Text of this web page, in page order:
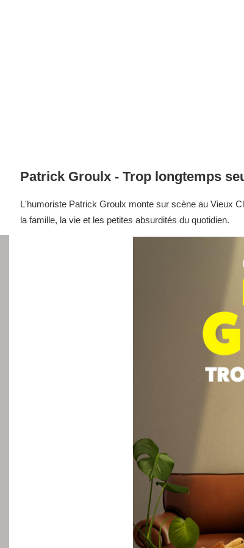
Patrick Groulx - Trop longtemps
L'humoriste Patrick Groulx monte sur scène au Vieux
la famille, la vie et les petites absurdités du quotidien.